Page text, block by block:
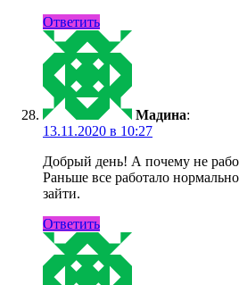
Ответить
Мадина:
13.11.2020 в 10:27
Добрый день! А почему не
Раньше все работало
зайти.
Ответить